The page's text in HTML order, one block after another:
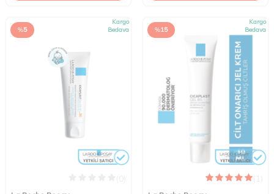
%5
Kargo
Bedava
%15
Kargo
Bedava